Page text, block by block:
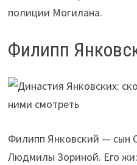
полиции Могилана.
Филипп
Филипп Янковский — сын
Людмилы Зориной. Его